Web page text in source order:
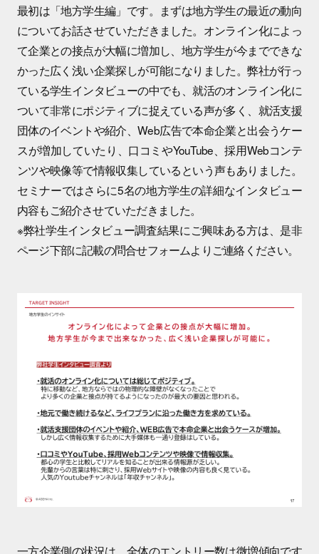
最初は「地方学生編」です。まずは地方学生の最近の動向
についてお話させていただきました。オンライン化によっ
て企業との接点が大幅に増加し、地方学生が今までできな
かった広く浅い企業探しが可能になりました。弊社が行っ
ている学生インタビューの中でも、就活のオンライン化に
ついて非常にポジティブに捉えている声が多く、就活支援
団体のイベントや紹介、Web広告で本命企業と出会うケー
スが増加していたり、口コミやYouTube、採用Webコンテ
ンツや映像等で情報収集しているという声もありました。
セミナーではさらに5名の地方学生の詳細なインタビュー
内容もご紹介させていただきました。
※弊社学生インタビュー調査結果にご興味ある方は、是非
ページ下部に記載の問合せフォームよりご連絡ください。
一方企業側の状況は、全体のエントリー数は微増傾向です